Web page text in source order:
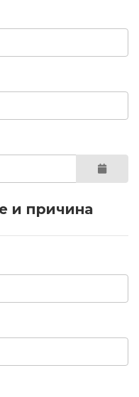
и причина